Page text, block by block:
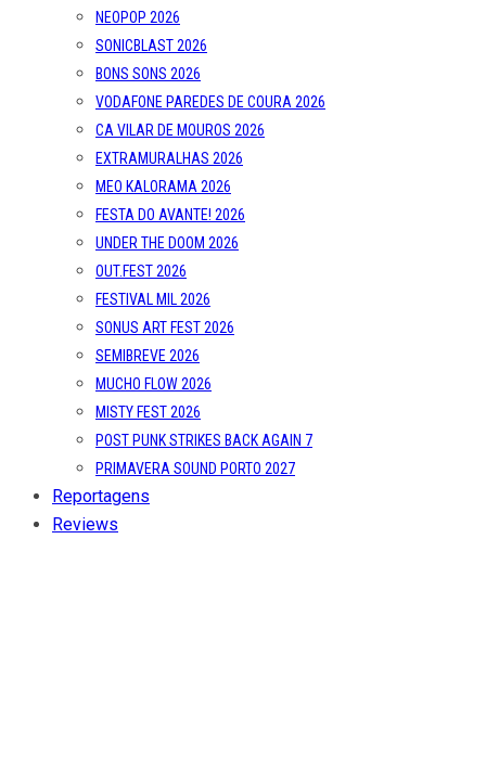
NEOPOP 2026
SONICBLAST 2026
BONS SONS 2026
VODAFONE PAREDES DE COURA 2026
CA VILAR DE MOUROS 2026
EXTRAMURALHAS 2026
MEO KALORAMA 2026
FESTA DO AVANTE! 2026
UNDER THE DOOM 2026
OUT.FEST 2026
FESTIVAL MIL 2026
SONUS ART FEST 2026
SEMIBREVE 2026
MUCHO FLOW 2026
MISTY FEST 2026
POST PUNK STRIKES BACK AGAIN 7
PRIMAVERA SOUND PORTO 2027
Reportagens
Reviews